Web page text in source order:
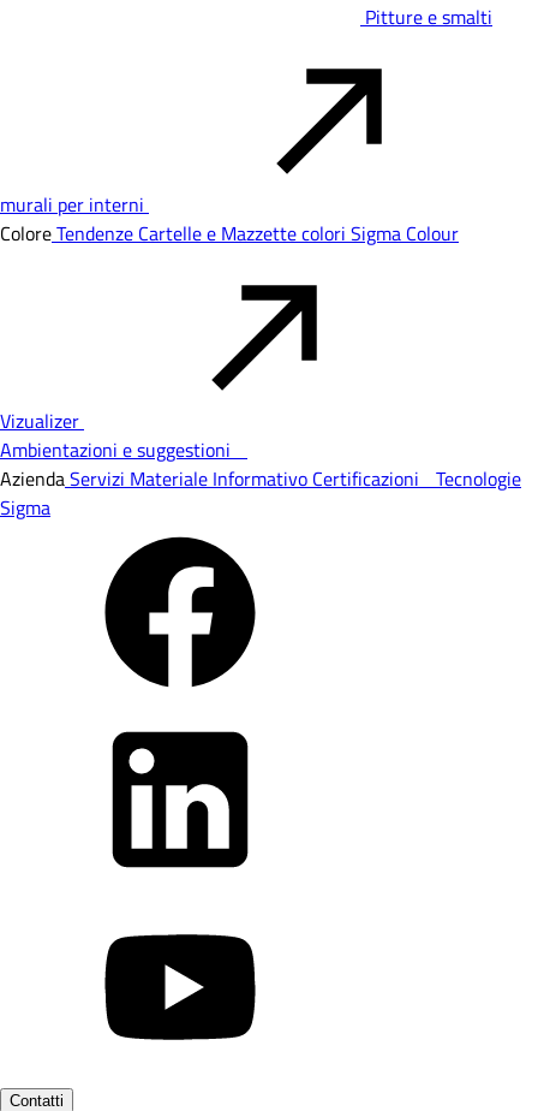
Pitture e smalti
murali per interni
ColoreTendenze Cartelle e Mazzette colori Sigma Colour
Vizualizer
Ambientazioni e suggestioni
AziendaServizi Materiale Informativo Certificazioni Tecnologie
Sigma
Contatti